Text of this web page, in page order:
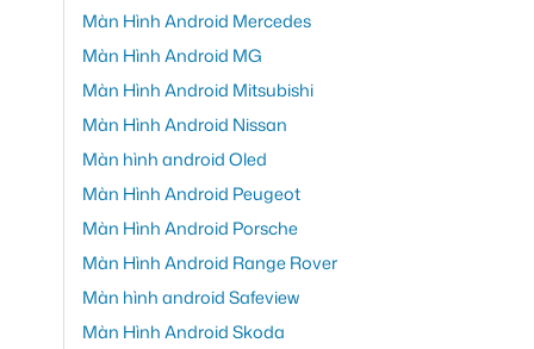
Màn Hình Android Mercedes
Màn Hình Android MG
Màn Hình Android Mitsubishi
Màn Hình Android Nissan
Màn hình android Oled
Màn Hình Android Peugeot
Màn Hình Android Porsche
Màn Hình Android Range Rover
Màn hình android Safeview
Màn Hình Android Skoda